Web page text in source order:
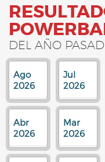
DEL AÑO
Ago
2026
Jul
2026
Abr
2026
Mar
2026